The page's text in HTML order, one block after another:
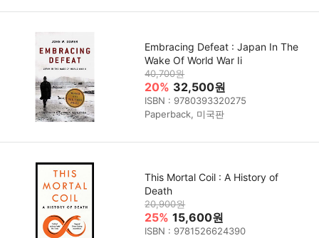
Embracing Defeat : Japan In The
Wake Of World War Ii
40,700원
20% 32,500원
ISBN : 9780393320275
Paperback, 미국판
This Mortal Coil : A History of
Death
20,900원
25% 15,600원
ISBN : 9781526624390